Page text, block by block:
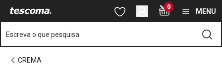
Está na página Chávena de café CREMA SHINE, lilás
Saltar para o conteúdo principal
Saltar para a pesquisa
Saltar para a navegação 0
MENU
Escreva o que pesquisa
CREMA